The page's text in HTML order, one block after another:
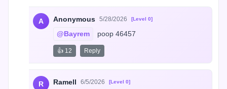
A Anonymous 5/28/2026 [Level 0]
@Bayrem poop 46457
👍 12 Reply
R Ramell 6/5/2026 [Level 0]